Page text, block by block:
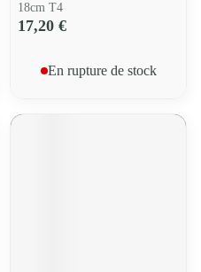
18cm T4
17,20 €
En rupture de stock